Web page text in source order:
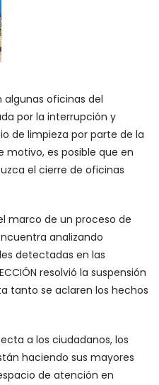
oficinas del
por la interrupción y
de limpieza por parte de la
motivo, es posible que en
el cierre de oficinas
marco de un proceso de
analizando
detectadas en las
resolvió la suspensión
tanto se aclaren los hechos
a los ciudadanos, los
haciendo sus mayores
de atención en